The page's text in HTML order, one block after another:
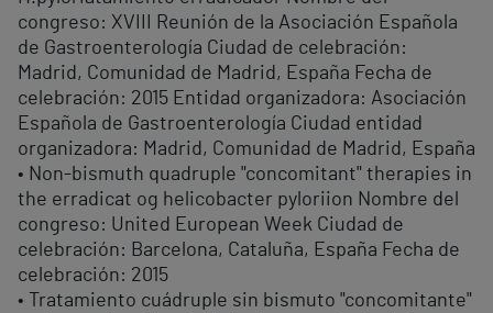
congreso: XVIII Reunión de la Asociación Española
de Gastroenterología Ciudad de celebración:
Madrid, Comunidad de Madrid, España Fecha de
celebración: 2015 Entidad organizadora: Asociación
Española de Gastroenterología Ciudad entidad
organizadora: Madrid, Comunidad de Madrid, España
• Non-bismuth quadruple "concomitant" therapies in
the erradicat og helicobacter pyloriion Nombre del
congreso: United European Week Ciudad de
celebración: Barcelona, Cataluña, España Fecha de
celebración: 2015
• Tratamiento cuádruple sin bismuto "concomitante"